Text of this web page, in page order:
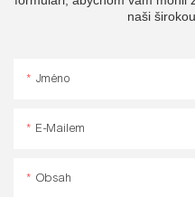
naši
Jméno
E-Mailem
Obsah